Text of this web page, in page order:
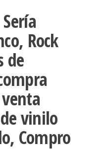
Rock
de
vinilo
Compro